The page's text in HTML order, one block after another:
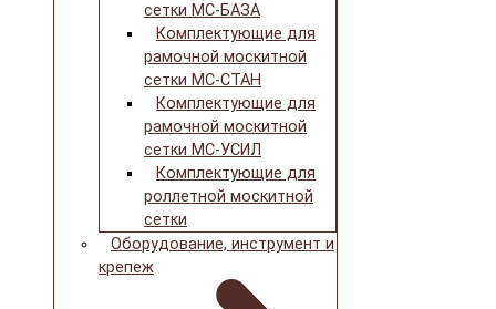
сетки МС-БАЗА
Комплектующие для
рамочной москитной
сетки МС-СТАН
Комплектующие для
рамочной москитной
сетки МС-УСИЛ
Комплектующие для
роллетной москитной
сетки
Оборудование, инструмент и
крепеж